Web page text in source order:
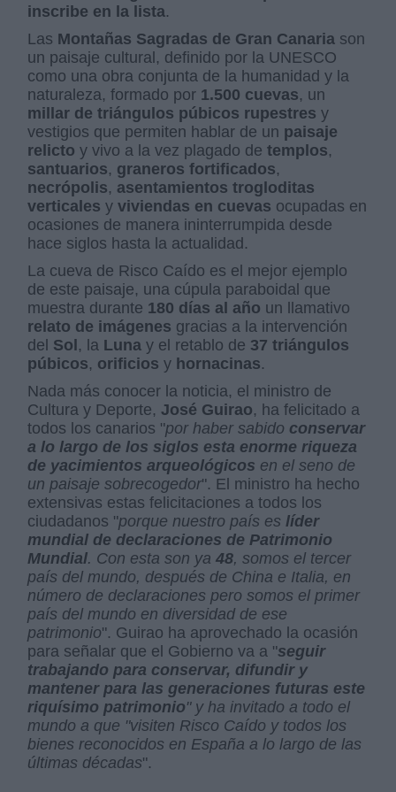
inscribe en la lista.
Las Montañas Sagradas de Gran Canaria son
un paisaje cultural, definido por la UNESCO
como una obra conjunta de la humanidad y la
naturaleza, formado por 1.500 cuevas, un
millar de triángulos púbicos rupestres y
vestigios que permiten hablar de un paisaje
relicto y vivo a la vez plagado detemplos,
santuarios, graneros fortificados,
necrópolis, asentamientos trogloditas
verticalesy viviendas en cuevas ocupadas en
ocasiones de manera ininterrumpida desde
hace siglos hasta la actualidad.
La cueva de Risco Caído es el mejor ejemplo
de este paisaje, una cúpula paraboidal que
muestra durante 180 días al año un llamativo
relato de imágenes gracias a la intervención
del Sol , la Luna y el retablo de 37 triángulos
púbicos, orificiosy hornacinas.
Nada más conocer la noticia, el ministro de
Cultura y Deporte, José Guirao, ha felicitado a
todos los canarios "por haber sabido conservar
a lo largo de los siglos esta enorme riqueza
de yacimientos arqueológicos en el seno de
un paisaje sobrecogedor". El ministro ha hecho
extensivas estas felicitaciones a todos los
ciudadanos "porque nuestro país es líder
mundial de declaraciones de Patrimonio
Mundial. Con esta son ya48, somos el tercer
país del mundo, después de China e Italia, en
número de declaraciones pero somos el primer
país del mundo en diversidad de ese
patrimonio". Guirao ha aprovechado la ocasión
para señalar que el Gobierno va a "seguir
trabajando para conservar, difundir y
mantener para las generaciones futuras este
riquísimo patrimonio" y ha invitado a todo el
mundo a que "visiten Risco Caído y todos los
bienes reconocidos en España a lo largo de las
últimas décadas".